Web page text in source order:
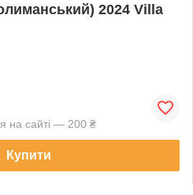
2024 Villa
на сайті — 200 ₴
Купити